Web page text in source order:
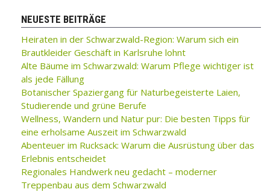
NEUESTE BEITRÄGE
Heiraten in der Schwarzwald-Region: Warum sich ein
Brautkleider Geschäft in Karlsruhe lohnt
Alte Bäume im Schwarzwald: Warum Pflege wichtiger ist
als jede Fällung
Botanischer Spaziergang für Naturbegeisterte Laien,
Studierende und grüne Berufe
Wellness, Wandern und Natur pur: Die besten Tipps für
eine erholsame Auszeit im Schwarzwald
Abenteuer im Rucksack: Warum die Ausrüstung über das
Erlebnis entscheidet
Regionales Handwerk neu gedacht – moderner
Treppenbau aus dem Schwarzwald